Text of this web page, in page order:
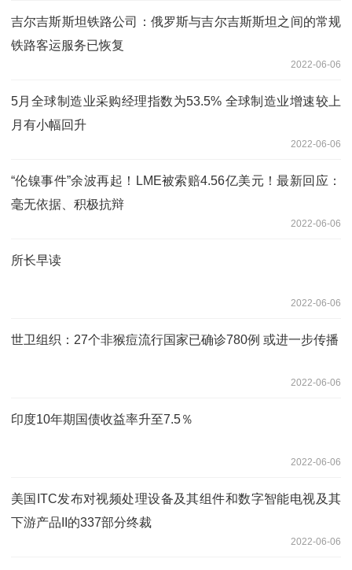
吉尔吉斯斯坦铁路公司：俄罗斯与吉尔吉斯斯坦之间的常规
铁路客运服务已恢复
2022-06-06
5月全球制造业采购经理指数为53.5% 全球制造业增速较上
月有小幅回升
2022-06-06
“伦镍事件”余波再起！LME被索赔4.56亿美元！最新回应：
毫无依据、积极抗辩
2022-06-06
所长早读
2022-06-06
世卫组织：27个非猴痘流行国家已确诊780例 或进一步传播
2022-06-06
印度10年期国债收益率升至7.5％
2022-06-06
美国ITC发布对视频处理设备及其组件和数字智能电视及其
下游产品II的337部分终裁
2022-06-06